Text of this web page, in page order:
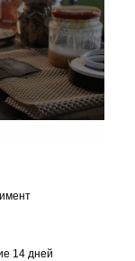
14 дней